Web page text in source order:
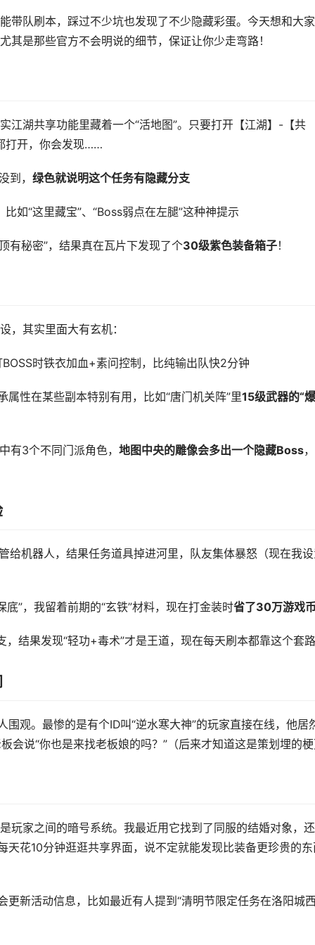
带队刷本，踩过不少坑也发现了不少隐藏彩蛋。今天想和大
其是那些官方不会明说的细节，保证让你少走弯路！
江湖共享功能里藏着一个“活地图”。只要打开【江湖】-【共
打开，你会发现……
到， 绿色就说明这个任务有隐藏分支
如“这里藏宝”、“Boss弱点在左腿”这种神提示
有秘密”，结果真在瓦片下发现了个30级紫色装备箱子！
，其实里面大有玄机：
BOSS时铁衣加血+素问控制，比纯输出队快2分钟
性在某些副本特别有用，比如“唐门机关阵”里15级武器的“爆
有3个不同门派角色， 地图中央的雕像会多出一个隐藏Boss
给机器人，结果任务道具掉进河里，队友集体暴怒（现在我
底”，我留着前期的“玄铁”材料，现在打金装时省了30万游戏
，结果发现“轻功+毒术”才是王道，现在每天刷本都靠这个套路
观。最惨的是有个ID叫“逆水寒大神”的玩家直接在线，他居
说“你也是来找老板娘的吗？”（后来才知道这是策划埋的
玩家之间的暗号系统。我最近用它找到了同服的结婚对象，
天花10分钟逛逛共享界面，说不定就能发现比装备更珍贵的
更新活动信息，比如最近有人提到“清明节限定任务在洛阳城